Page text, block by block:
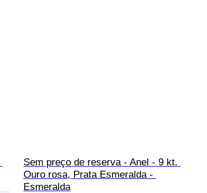
Sem preço de reserva - Anel - 9 kt.
Ouro rosa, Prata Esmeralda -
Esmeralda